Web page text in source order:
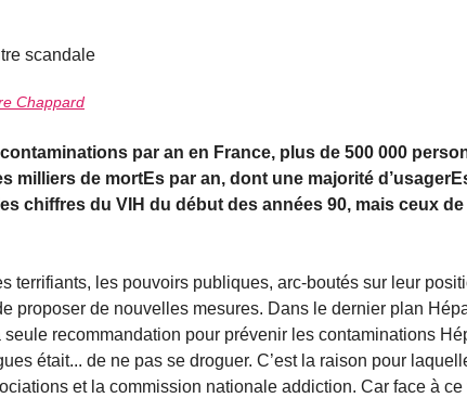
scandale
Chappard
par an en France, plus de 500 000
milliers de mortEs par an, dont une majorité
chiffres du VIH du début des années 90, mais ceux de
terrifiants, les pouvoirs publiques, arc-boutés sur leur
proposer de nouvelles mesures. Dans le dernier plan
seule recommandation pour prévenir les contaminations
était... de ne pas se droguer. C’est la raison pour
et la commission nationale addiction. Car face à